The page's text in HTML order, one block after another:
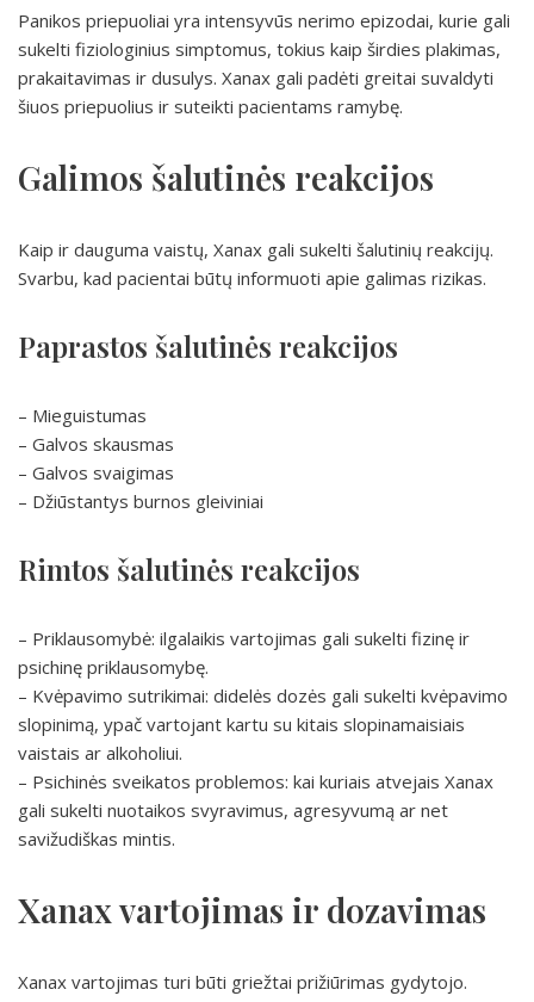
Panikos priepuoliai yra intensyvūs nerimo epizodai, kurie gali
sukelti fiziologinius simptomus, tokius kaip širdies plakimas,
prakaitavimas ir dusulys. Xanax gali padėti greitai suvaldyti
šiuos priepuolius ir suteikti pacientams ramybę.
Galimos šalutinės reakcijos
Kaip ir dauguma vaistų, Xanax gali sukelti šalutinių reakcijų.
Svarbu, kad pacientai būtų informuoti apie galimas rizikas.
Paprastos šalutinės reakcijos
– Mieguistumas
– Galvos skausmas
– Galvos svaigimas
– Džiūstantys burnos gleiviniai
Rimtos šalutinės reakcijos
– Priklausomybė: ilgalaikis vartojimas gali sukelti fizinę ir
psichinę priklausomybę.
– Kvėpavimo sutrikimai: didelės dozės gali sukelti kvėpavimo
slopinimą, ypač vartojant kartu su kitais slopinamaisiais
vaistais ar alkoholiui.
– Psichinės sveikatos problemos: kai kuriais atvejais Xanax
gali sukelti nuotaikos svyravimus, agresyvumą ar net
savižudiškas mintis.
Xanax vartojimas ir dozavimas
Xanax vartojimas turi būti griežtai prižiūrimas gydytojo.